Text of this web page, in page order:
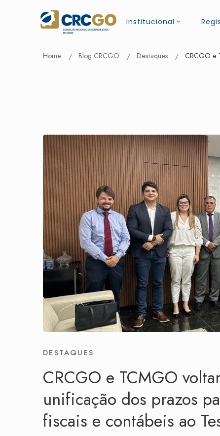
Institucional
Home Blog CRCGO Destaques CRCGO e
DESTAQUES
CRCGO e TCMGO
unificação dos prazos
fiscais e contábeis ao